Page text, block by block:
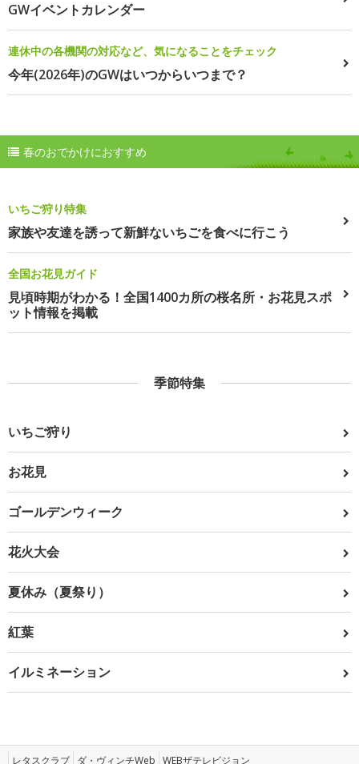
GWイベントカレンダー
連休中の各機関の対応など、気になることをチェック
今年(2026年)のGWはいつからいつまで？
春のおでかけにおすすめ
いちご狩り特集
家族や友達を誘って新鮮ないちごを食べに行こう
全国お花見ガイド
見頃時期がわかる！全国1400カ所の桜名所・お花見スポ
ット情報を掲載
季節特集
いちご狩り
お花見
ゴールデンウィーク
花火大会
夏休み（夏祭り）
紅葉
イルミネーション
レタスクラブ ダ・ヴィンチWeb WEBザテレビジョン